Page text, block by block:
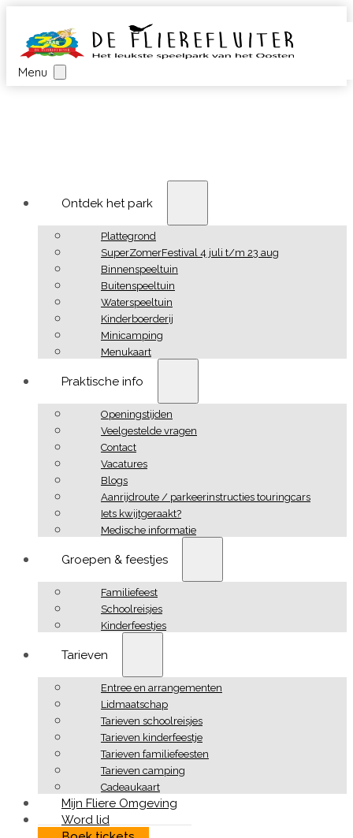
Menu
Ontdek het park
Plattegrond
SuperZomerFestival 4 juli t/m 23 aug
Binnenspeeltuin
Buitenspeeltuin
Waterspeeltuin
Kinderboerderij
Minicamping
Menukaart
Praktische info
Openingstijden
Veelgestelde vragen
Contact
Vacatures
Blogs
Aanrijdroute / parkeerinstructies touringcars
Iets kwijtgeraakt?
Medische informatie
Groepen & feestjes
Familiefeest
Schoolreisjes
Kinderfeestjes
Tarieven
Entree en arrangementen
Lidmaatschap
Tarieven schoolreisjes
Tarieven kinderfeestje
Tarieven familiefeesten
Tarieven camping
Cadeaukaart
Mijn Fliere Omgeving
Word lid